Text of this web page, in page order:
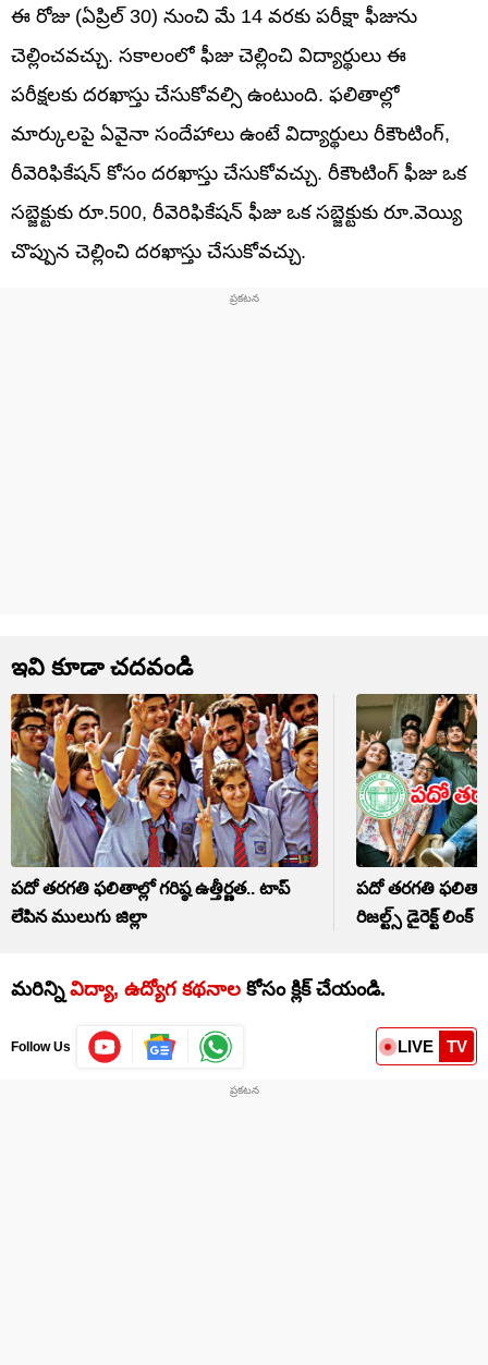
ఈ రోజు (ఏప్రిల్ 30) నుంచి మే 14 వరకు పరీక్షా ఫీజును
చెల్లించవచ్చు. సకాలంలో ఫీజు చెల్లించి విద్యార్థులు ఈ
పరీక్షలకు దరఖాస్తు చేసుకోవల్సి ఉంటుంది. ఫలితాల్లో
మార్కులపై ఏవైనా సందేహాలు ఉంటే విద్యార్థులు రీకౌంటింగ్,
రీవెరిఫికేషన్ కోసం దరఖాస్తు చేసుకోవచ్చు. రీకౌంటింగ్ ఫీజు ఒక
సబ్జెక్టుకు రూ.500, రీవెరిఫికేషన్ ఫీజు ఒక సబ్జెక్టుకు రూ.వెయ్యి
చొప్పున చెల్లించి దరఖాస్తు చేసుకోవచ్చు.
ఇవి కూడా చదవండి
పదో తరగతి ఫలితాల్లో గరిష్ఠ ఉత్తీర్ణత.. టాప్‌
లేపిన ములుగు జిల్లా
పదో తరగతి
రిజల్ట్స్ డైరెక్ట్ లింక్‌
మరిన్ని విద్యా, ఉద్యోగ కథనాల కోసం క్లిక్‌ చేయండి.
Follow Us LIVE TV